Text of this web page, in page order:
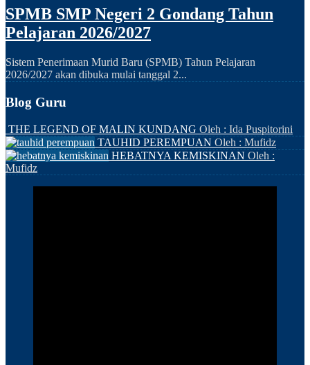
SPMB SMP Negeri 2 Gondang Tahun
Pelajaran 2026/2027
Sistem Penerimaan Murid Baru (SPMB) Tahun Pelajaran
2026/2027 akan dibuka mulai tanggal 2...
Blog Guru
THE LEGEND OF MALIN KUNDANG Oleh : Ida Puspitorini
TAUHID PEREMPUAN Oleh : Mufidz
HEBATNYA KEMISKINAN Oleh :
Mufidz